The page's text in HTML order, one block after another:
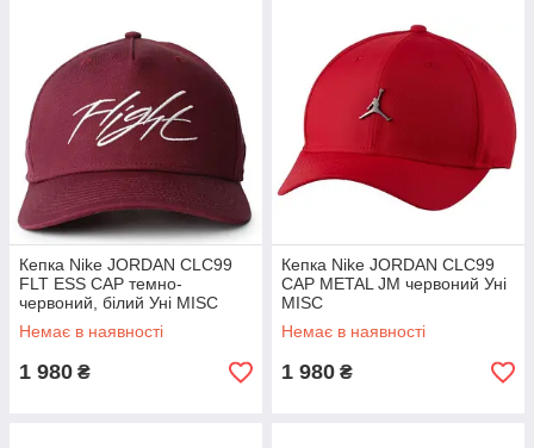
Кепка Nike JORDAN CLC99
FLT ESS CAP темно-
червоний, білий Уні MISC
Немає в наявності
1 980 ₴
Кепка Nike JORDAN CLC99
CAP METAL JM червоний Уні
MISC
Немає в наявності
1 980 ₴